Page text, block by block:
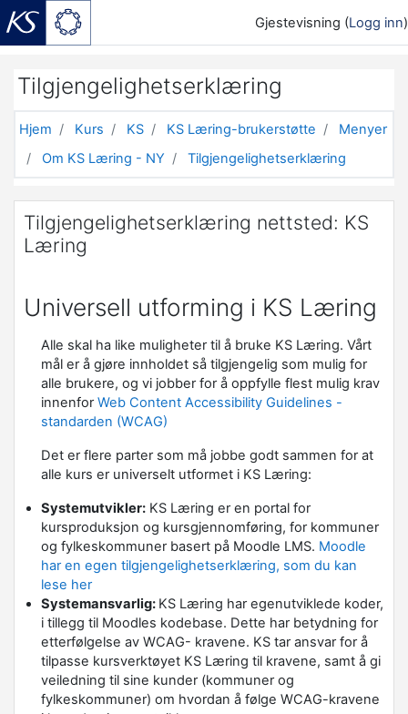
Gjestevisning (Logg inn)
Tilgjengelighetserklæring
Hjem Kurs KS KS Læring-brukerstøtte
Menyer
Om KS Læring - NY
Tilgjengelighetserklæring
Tilgjengelighetserklæring nettsted: KS
Læring
Universell utforming i KS Læring
Alle skal ha like muligheter til å bruke KS Læring. Vårt
mål er å gjøre innholdet så tilgjengelig som mulig for
alle brukere, og vi jobber for å oppfylle flest mulig krav
innenforWeb Content Accessibility Guidelines -
standarden (WCAG)
Det er flere parter som må jobbe godt sammen for at
alle kurs er universelt utformet i KS Læring:
Systemutvikler: KS Læring er en portal for
kursproduksjon og kursgjennomføring, for kommuner
og fylkeskommuner basert på Moodle LMS. Moodle
har en egen tilgjengelighetserklæring, som du kan
lese her
Systemansvarlig: KS Læring har egenutviklede koder,
i tillegg til Moodles kodebase. Dette har betydning for
etterfølgelse av WCAG- kravene. KS tar ansvar for å
tilpasse kursverktøyet KS Læring til kravene, samt å gi
veiledning til sine kunder (kommuner og
fylkeskommuner) om hvordan å følge WCAG-kravene